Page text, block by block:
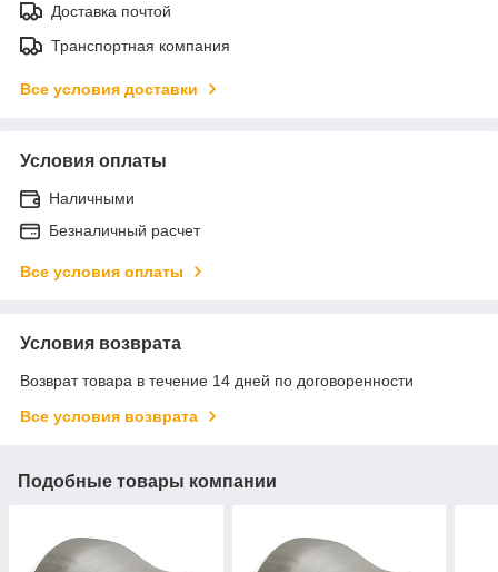
Доставка почтой
Транспортная компания
Все условия доставки
Условия оплаты
Наличными
Безналичный расчет
Все условия оплаты
Условия возврата
Возврат товара в течение 14 дней по договоренности
Все условия возврата
Подобные товары компании